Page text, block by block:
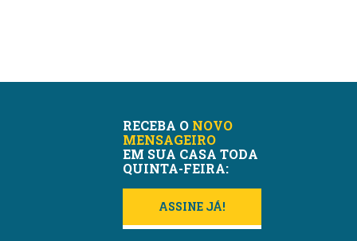
RECEBA O NOVO
MENSAGEIRO
EM SUA CASA TODA
QUINTA-FEIRA:
ASSINE JÁ!